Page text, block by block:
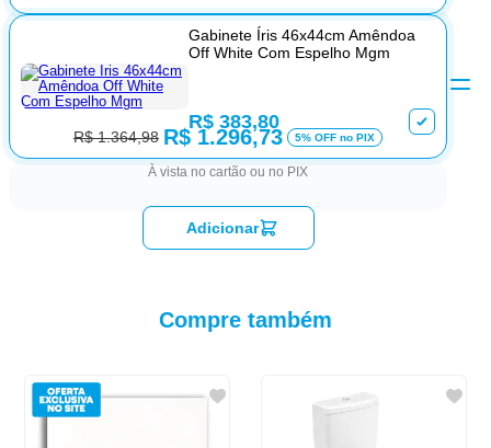
Gabinete Íris 46x44cm Amêndoa
Off White Com Espelho Mgm
R$ 383,80
R$ 1.364,98 R$ 1.296,73 5% OFF no PIX
À vista no cartão ou no PIX
Adicionar
Compre também